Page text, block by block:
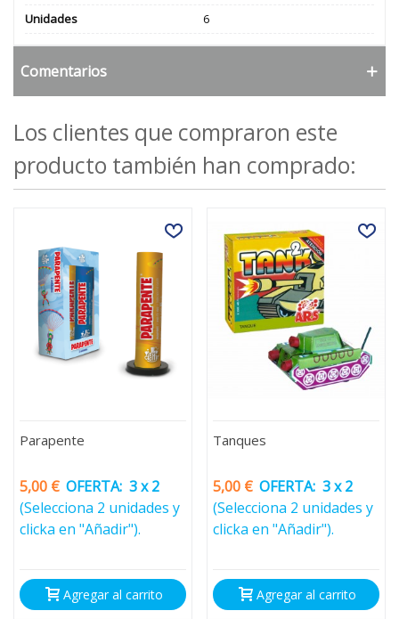
Unidades
6
Comentarios
Los clientes que compraron este
producto también han comprado:
Parapente
5,00 € OFERTA: 3 x 2
(Selecciona 2 unidades y
clicka en "Añadir").
Agregar al carrito
Tanques
5,00 € OFERTA: 3 x 2
(Selecciona 2 unidades y
clicka en "Añadir").
Agregar al carrito